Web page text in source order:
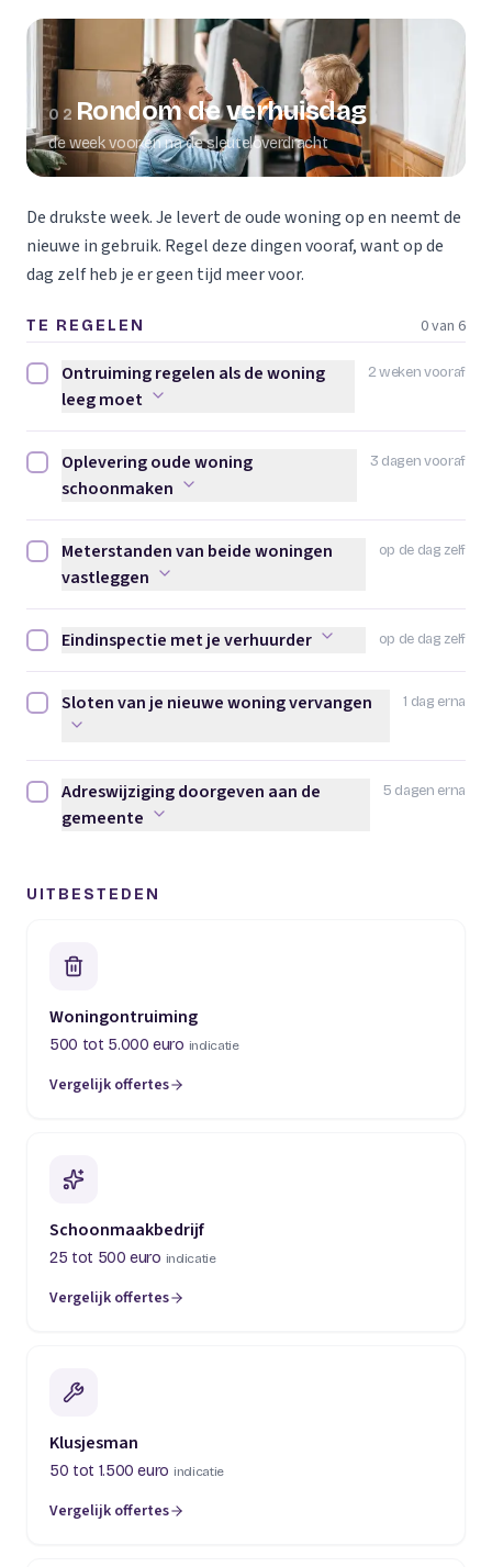
02 Rondom de verhuisdag
de week voor en na de sleuteloverdracht
De drukste week. Je levert de oude woning op en neemt de
nieuwe in gebruik. Regel deze dingen vooraf, want op de
dag zelf heb je er geen tijd meer voor.
TE REGELEN 0 van 6
2 weken vooraf
Ontruiming regelen als de woning leeg moet afvinken
Ontruiming regelen als de woning
leeg moet
3 dagen vooraf
Oplevering oude woning schoonmaken afvinken
Oplevering oude woning
schoonmaken
op de dag zelf
Meterstanden van beide woningen vastleggen afvinken
Meterstanden van beide woningen
vastleggen
op de dag zelf
Eindinspectie met je verhuurder afvinken
Eindinspectie met je verhuurder
1 dag erna
Sloten van je nieuwe woning vervangen afvinken
Sloten van je nieuwe woning vervangen
5 dagen erna
Adreswijziging doorgeven aan de gemeente afvinken
Adreswijziging doorgeven aan de
gemeente
UITBESTEDEN
Woningontruiming
500 tot 5.000 euro indicatie
Vergelijk offertes
(opent in een nieuw tabblad)
Schoonmaakbedrijf
25 tot 500 euro indicatie
Vergelijk offertes
(opent in een nieuw tabblad)
Klusjesman
50 tot 1.500 euro indicatie
Vergelijk offertes
(opent in een nieuw tabblad)